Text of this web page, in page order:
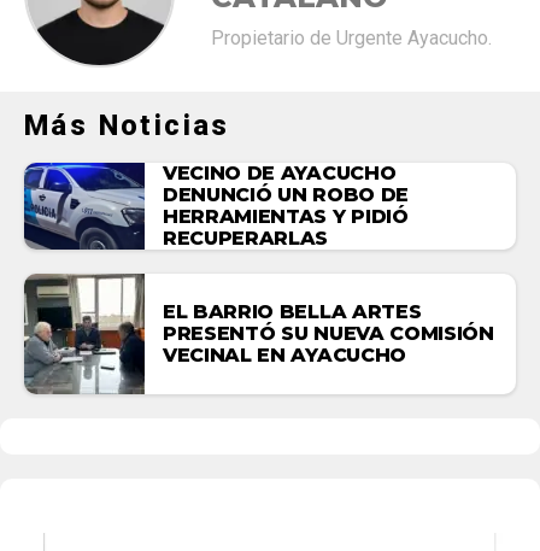
Propietario de Urgente Ayacucho.
Más Noticias
VECINO DE AYACUCHO
DENUNCIÓ UN ROBO DE
HERRAMIENTAS Y PIDIÓ
RECUPERARLAS
EL BARRIO BELLA ARTES
PRESENTÓ SU NUEVA COMISIÓN
VECINAL EN AYACUCHO